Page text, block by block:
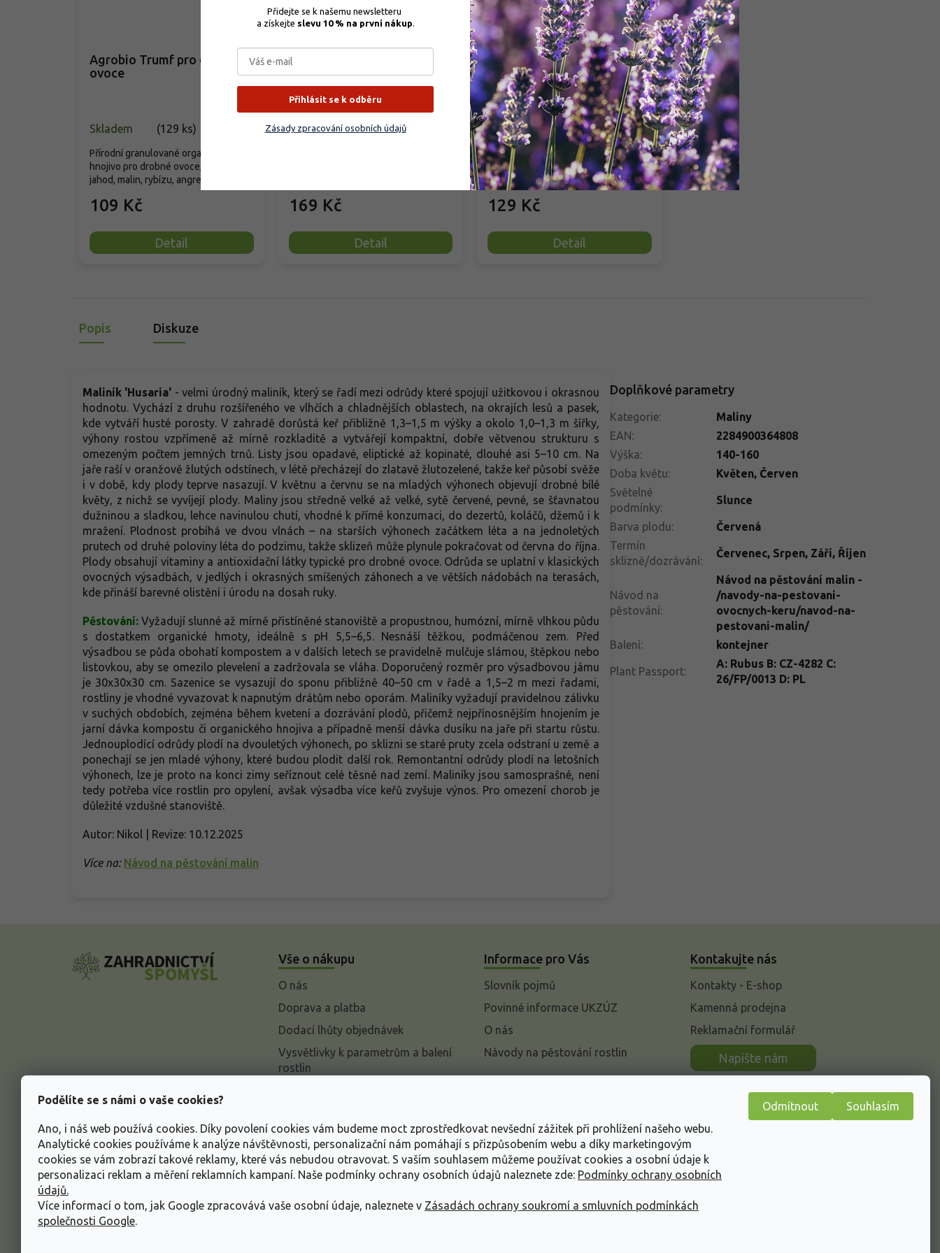
Podělíte se s námi o vaše cookies?
Ano, i náš web používá cookies. Díky povolení cookies vám budeme moct zprostředkovat nevšední zážitek při prohlížení našeho webu.
Analytické cookies používáme k analýze návštěvnosti, personalizační nám pomáhají s přizpůsobením webu a díky marketingovým
cookies se vám zobrazí takové reklamy, které vás nebudou otravovat. S vaším souhlasem můžeme používat cookies a osobní údaje k
personalizaci reklam a měření reklamních kampaní. Naše podmínky ochrany osobních údajů naleznete zde: Podmínky ochrany osobních
údajů.
Více informací o tom, jak Google zpracovává vaše osobní údaje, naleznete v Zásadách ochrany soukromí a smluvních podmínkách
společnosti Google.
Odmítnout Souhlasím
Agrobio Trumf pro drobné
ovoce
Skladem (129 ks)
109 Kč
Detail
Přírodní granulované organické
hnojivo pro drobné ovoce, včetně
jahod, malin, rybízu, angreštu,...
Biomin - Hnojivo na maliny a
ostružiny
Vyprodáno
169 Kč
Detail
–23 %
Biomin - Hnojivo na rybízy a
angrešty
Skladem (18 ks)
129 Kč
Detail
Organicko‑minerální hnojivo Biomin je
určeno pro rybízy, angrešty a jostu.
Obsahuje mletou rohovinu...
Popis Diskuze
Maliník 'Husaria' - velmi úrodný maliník, který se řadí mezi odrůdy které spojují užitkovou i okrasnou
hodnotu. Vychází z druhu rozšířeného ve vlhčích a chladnějších oblastech, na okrajích lesů a pasek,
kde vytváří husté porosty. V zahradě dorůstá keř přibližně 1,3–1,5 m výšky a okolo 1,0–1,3 m šířky,
výhony rostou vzpřímeně až mírně rozkladitě a vytvářejí kompaktní, dobře větvenou strukturu s
omezeným počtem jemných trnů. Listy jsou opadavé, eliptické až kopinaté, dlouhé asi 5–10 cm. Na
jaře raší v oranžově žlutých odstínech, v létě přecházejí do zlatavě žlutozelené, takže keř působí svěže
i v době, kdy plody teprve nasazují. V květnu a červnu se na mladých výhonech objevují drobné bílé
květy, z nichž se vyvíjejí plody. Maliny jsou středně velké až velké, sytě červené, pevné, se šťavnatou
dužninou a sladkou, lehce navinulou chutí, vhodné k přímé konzumaci, do dezertů, koláčů, džemů i k
mražení. Plodnost probíhá ve dvou vlnách – na starších výhonech začátkem léta a na jednoletých
prutech od druhé poloviny léta do podzimu, takže sklizeň může plynule pokračovat od června do října.
Plody obsahují vitaminy a antioxidační látky typické pro drobné ovoce. Odrůda se uplatní v klasických
ovocných výsadbách, v jedlých i okrasných smíšených záhonech a ve větších nádobách na terasách,
kde přináší barevné olistění i úrodu na dosah ruky.
Pěstování:Vyžadují slunné až mírně přistíněné stanoviště a propustnou, humózní, mírně vlhkou půdu
s dostatkem organické hmoty, ideálně s pH 5,5–6,5. Nesnáší těžkou, podmáčenou zem. Před
výsadbou se půda obohatí kompostem a v dalších letech se pravidelně mulčuje slámou, štěpkou nebo
listovkou, aby se omezilo plevelení a zadržovala se vláha. Doporučený rozměr pro výsadbovou jámu
je 30x30x30 cm. Sazenice se vysazují do sponu přibližně 40–50 cm v řadě a 1,5–2 m mezi řadami,
rostliny je vhodné vyvazovat k napnutým drátům nebo oporám. Maliníky vyžadují pravidelnou zálivku
v suchých obdobích, zejména během kvetení a dozrávání plodů, přičemž nejpřínosnějším hnojením je
jarní dávka kompostu či organického hnojiva a případně menší dávka dusíku na jaře při startu růstu.
Jednouplodící odrůdy plodí na dvouletých výhonech, po sklizni se staré pruty zcela odstraní u země a
ponechají se jen mladé výhony, které budou plodit další rok. Remontantní odrůdy plodí na letošních
výhonech, lze je proto na konci zimy seříznout celé těsně nad zemí. Maliníky jsou samosprašné, není
tedy potřeba více rostlin pro opylení, avšak výsadba více keřů zvyšuje výnos. Pro omezení chorob je
důležité vzdušné stanoviště.
Autor: Nikol | Revize: 10.12.2025
Více na: Návod na pěstování malin
Doplňkové parametry
Kategorie:
Maliny
EAN:
2284900364808
Výška:
140-160
Doba květu:
Květen, Červen
Světelné
podmínky:
Slunce
Barva plodu:
Červená
Termín
sklizně/dozrávání:
Červenec, Srpen, Září, Říjen
Návod na
pěstování:
Návod na pěstování malin -
/navody-na-pestovani-
ovocnych-keru/navod-na-
pestovani-malin/
Balení: kontejner
Plant Passport:
A: Rubus B: CZ-4282 C:
26/FP/0013 D: PL
Vše o nákupu
O nás
Doprava a platba
Dodací lhůty objednávek
Vysvětlivky k parametrům a balení
rostlin
Informace o ochraně osobních
údajů
Obchodní podmínky
Informace pro Vás
Slovník pojmů
Povinné informace UKZÚZ
O nás
Návody na pěstování rostlin
Kontakujte nás
Kontakty - E-shop
Kamenná prodejna
Reklamační formulář
Napište nám
Přidejte se k našemu newsletteru
a získejte slevu 10 % na první nákup.
Přihlásit se k odběru
Zásady zpracování osobních údajů